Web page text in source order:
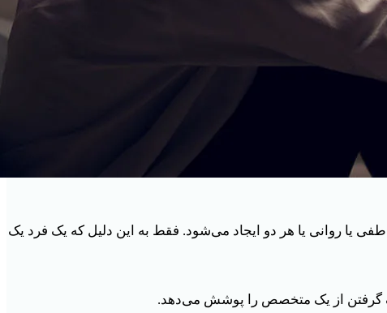
یا روانی یا هر دو ایجاد می‌شود. فقط به این دلیل که یک فرد یک
کمک گرفتن از یک متخصص را پوشش می‌دهد.